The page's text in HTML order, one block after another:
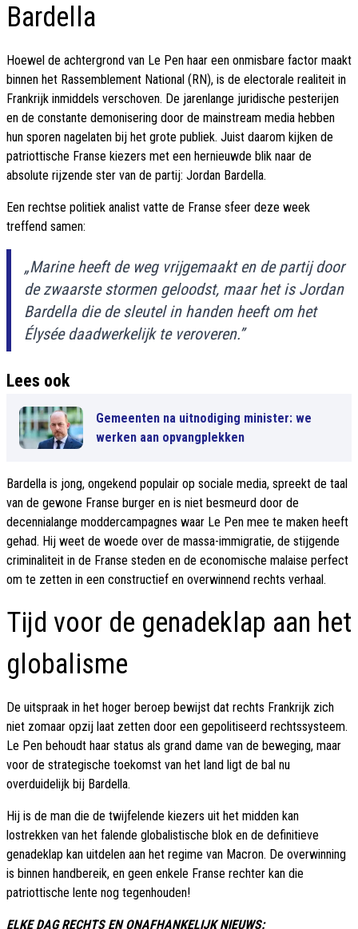
Bardella
Hoewel de achtergrond van Le Pen haar een onmisbare factor maakt
binnen het Rassemblement National (RN), is de electorale realiteit in
Frankrijk inmiddels verschoven. De jarenlange juridische pesterijen
en de constante demonisering door de mainstream media hebben
hun sporen nagelaten bij het grote publiek. Juist daarom kijken de
patriottische Franse kiezers met een hernieuwde blik naar de
absolute rijzende ster van de partij: Jordan Bardella.
Een rechtse politiek analist vatte de Franse sfeer deze week
treffend samen:
„Marine heeft de weg vrijgemaakt en de partij door
de zwaarste stormen geloodst, maar het is Jordan
Bardella die de sleutel in handen heeft om het
Élysée daadwerkelijk te veroveren.”
Lees ook
Gemeenten na uitnodiging minister: we
werken aan opvangplekken
Bardella is jong, ongekend populair op sociale media, spreekt de taal
van de gewone Franse burger en is niet besmeurd door de
decennialange moddercampagnes waar Le Pen mee te maken heeft
gehad. Hij weet de woede over de massa-immigratie, de stijgende
criminaliteit in de Franse steden en de economische malaise perfect
om te zetten in een constructief en overwinnend rechts verhaal.
Tijd voor de genadeklap aan het
globalisme
De uitspraak in het hoger beroep bewijst dat rechts Frankrijk zich
niet zomaar opzij laat zetten door een gepolitiseerd rechtssysteem.
Le Pen behoudt haar status als grand dame van de beweging, maar
voor de strategische toekomst van het land ligt de bal nu
overduidelijk bij Bardella.
Hij is de man die de twijfelende kiezers uit het midden kan
lostrekken van het falende globalistische blok en de definitieve
genadeklap kan uitdelen aan het regime van Macron. De overwinning
is binnen handbereik, en geen enkele Franse rechter kan die
patriottische lente nog tegenhouden!
ELKE DAG RECHTS EN ONAFHANKELIJK NIEUWS: